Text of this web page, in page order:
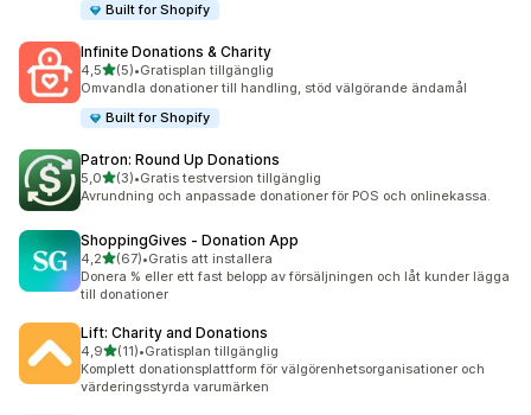
Built for Shopify
Infinite Donations & Charity
4,5av 5 stjärnor
(5)
5 recensioner totalt
•Gratisplan tillgänglig
Omvandla donationer till handling, stöd välgörande ändamål
Built for Shopify
Patron: Round Up Donations
5,0av 5 stjärnor
(3)
3 recensioner totalt
•Gratis testversion tillgänglig
Avrundning och anpassade donationer för POS och onlinekassa.
ShoppingGives ‑ Donation App
4,2av 5 stjärnor
(67)
67 recensioner totalt
•Gratis att installera
Donera % eller ett fast belopp av försäljningen och låt kunder lägga
till donationer
Lift: Charity and Donations
4,9av 5 stjärnor
(11)
11 recensioner totalt
•Gratisplan tillgänglig
Komplett donationsplattform för välgörenhetsorganisationer och
värderingsstyrda varumärken